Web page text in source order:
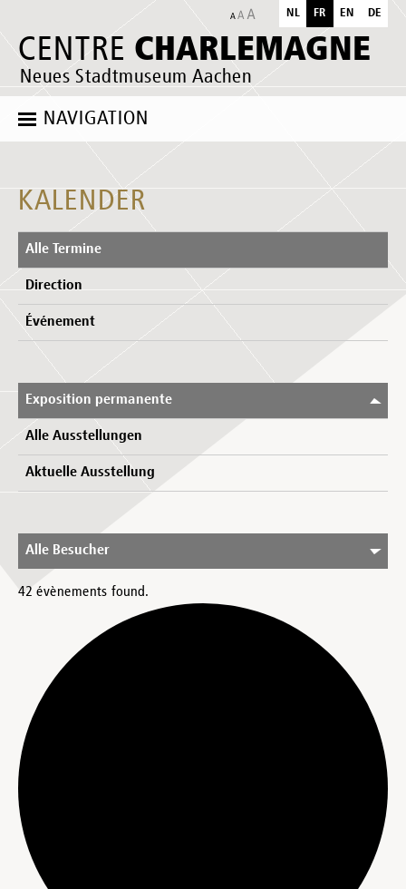
CENTRE CHARLEMAGNE
Neues Stadtmuseum Aachen
NL FR EN DE
NAVIGATION
KALENDER
Alle Termine
Direction
Événement
Exposition permanente
Alle Ausstellungen
Aktuelle Ausstellung
Alle Besucher
42 évènements found.